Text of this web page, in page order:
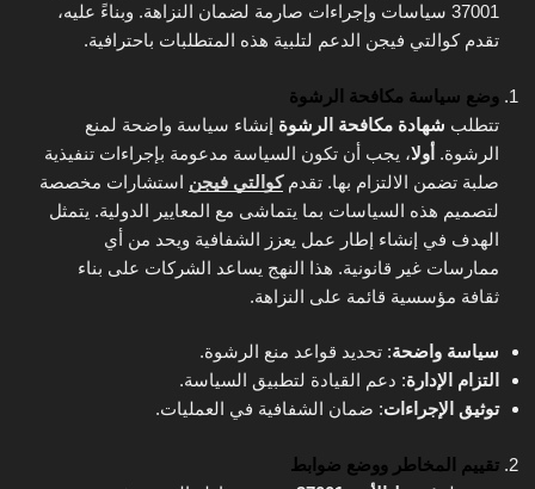
37001 سياسات وإجراءات صارمة لضمان النزاهة. وبناءً عليه،
تقدم كوالتي فيجن الدعم لتلبية هذه المتطلبات باحترافية.
وضع سياسة مكافحة الرشوة
تتطلب شهادة مكافحة الرشوة إنشاء سياسة واضحة لمنع
الرشوة. أولا، يجب أن تكون السياسة مدعومة بإجراءات تنفيذية
صلبة تضمن الالتزام بها. تقدمكوالتي فيجن استشارات مخصصة
لتصميم هذه السياسات بما يتماشى مع المعايير الدولية. يتمثل
الهدف في إنشاء إطار عمل يعزز الشفافية ويحد من أي
ممارسات غير قانونية. هذا النهج يساعد الشركات على بناء
ثقافة مؤسسية قائمة على النزاهة.
سياسة واضحة: تحديد قواعد منع الرشوة.
التزام الإدارة: دعم القيادة لتطبيق السياسة.
توثيق الإجراءات: ضمان الشفافية في العمليات.
تقييم المخاطر ووضع ضوابط